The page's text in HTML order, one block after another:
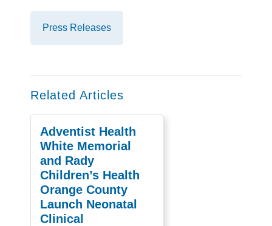
Press Releases
Related Articles
Adventist Health
White Memorial
and Rady
Children’s Health
Orange County
Launch Neonatal
Clinical